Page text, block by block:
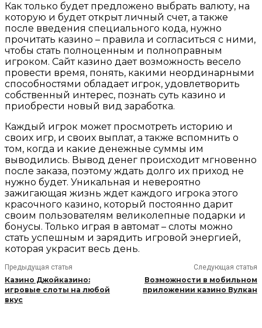
Как только будет предложено выбрать валюту, на
которую и будет открыт личный счет, а также
после введения специального кода, нужно
прочитать казино – правила и согласиться с ними,
чтобы стать полноценным и полноправным
игроком. Сайт казино дает возможность весело
провести время, понять, какими неординарными
способностями обладает игрок, удовлетворить
собственный интерес, познать суть казино и
приобрести новый вид заработка.
Каждый игрок может просмотреть историю и
своих игр, и своих выплат, а также вспомнить о
том, когда и какие денежные суммы им
выводились. Вывод денег происходит мгновенно
после заказа, поэтому ждать долго их приход не
нужно будет. Уникальная и невероятно
зажигающая жизнь ждет каждого игрока этого
красочного казино, который постоянно дарит
своим пользователям великолепные подарки и
бонусы. Только играя в автомат – слоты можно
стать успешным и зарядить игровой энергией,
которая украсит весь день.
Предыдущая статья
Казино Джойказино:
игровые слоты на любой
вкус
Следующая статья
Возможности в мобильном
приложении казино Вулкан